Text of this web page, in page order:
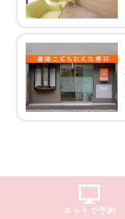
ネットで予約